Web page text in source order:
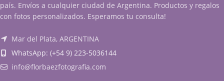
país. Envíos a cualquier ciudad de Argentina. Productos y regalos
con fotos personalizados. Esperamos tu consulta!
Mar del Plata, ARGENTINA
WhatsApp: (+54 9) 223-5036144
info@florbaezfotografia.com